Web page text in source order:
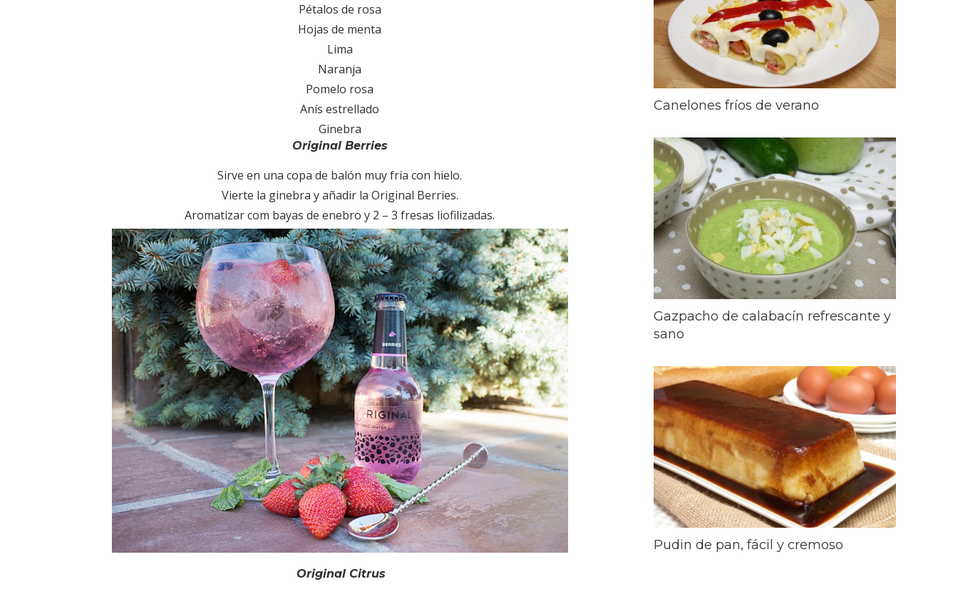
Pétalos de rosa
Hojas de menta
Lima
Naranja
Pomelo rosa
Anís estrellado
Ginebra
Original Berries
Sirve en una copa de balón muy fría con hielo.
Vierte la ginebra y añadir la Original Berries.
Aromatizar com bayas de enebro y 2 – 3 fresas liofilizadas.
Original Citrus
Canelones fríos de verano
Gazpacho de calabacín refrescante y
sano
Pudin de pan, fácil y cremoso